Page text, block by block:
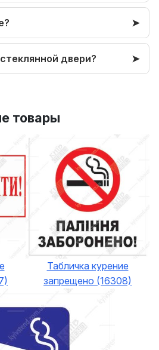
двери?
товары
Табличка курение
запрещено (16308)